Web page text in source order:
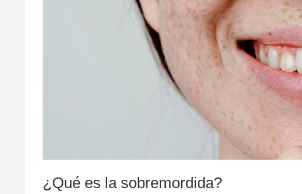
¿Qué es la sobremordida?